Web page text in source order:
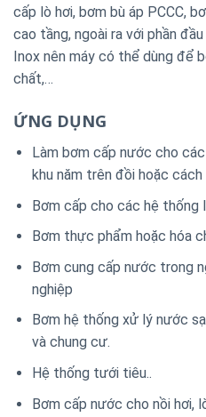
cấp lò hơi, bơm bù áp PCCC,
cao tầng, ngoài ra với phần
Inox nên máy có thể dùng để
chất,…
ỨNG DỤNG
Làm bơm cấp nước cho
khu năm trên đồi hoặc cách
Bơm cấp cho các hệ thống
Bơm thực phẩm hoặc hóa
Bơm cung cấp nước trong
nghiệp
Bơm hệ thống xử lý nước
và chung cư.
Hệ thống tưới tiêu..
Bơm cấp nước cho nồi hơi,